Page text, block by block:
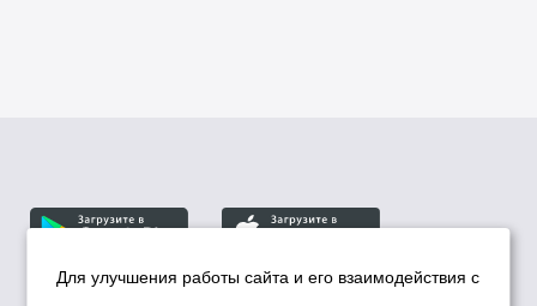
Для улучшения работы сайта и его взаимодействия с